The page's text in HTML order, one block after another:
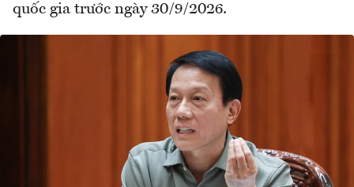
quốc gia trước ngày 30/9/2026.